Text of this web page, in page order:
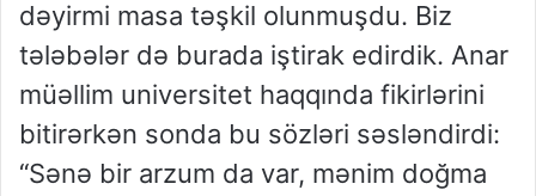
dəyirmi masa təşkil olunmuşdu. Biz
tələbələr də burada iştirak edirdik. Anar
müəllim universitet haqqında fikirlərini
bitirərkən sonda bu sözləri səsləndirdi:
“Sənə bir arzum da var, mənim doğma